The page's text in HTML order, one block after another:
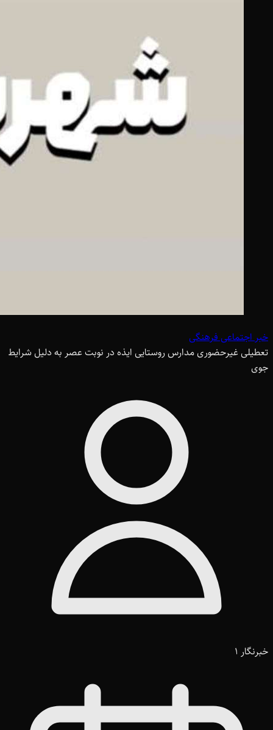
خبر اجتماعی فرهنگی
تعطیلی غیرحضوری مدارس روستایی ایذه در نوبت عصر به دلیل شرایط
جوی
خبرنگار 1